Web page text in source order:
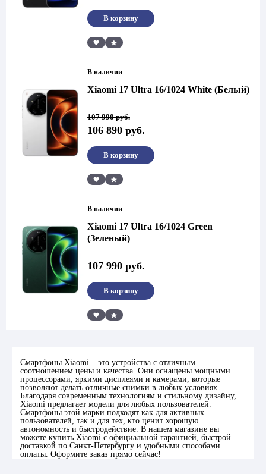
990 руб..
Сравнить
В корзину
В наличии
Xiaomi 17 Ultra 16/1024 White (Белый)
107 990руб.
Первоначальная
цена
составляла
990 руб..
106 890 руб.
Текущая
цена:
106
Сравнить
В корзину
В наличии
Xiaomi 17 Ultra 16/1024 Green
(Зеленый)
107 990 руб.
Сравнить
В корзину
Смартфоны Xiaomi – это устройства с отличным
соотношением цены и качества. Они оснащены мощными
процессорами, яркими дисплеями и камерами, которые
позволяют делать отличные снимки в любых условиях.
Благодаря современным технологиям и стильному дизайну,
Xiaomi предлагает модели для любых пользователей.
Смартфоны этой марки подходят как для активных
пользователей, так и для тех, кто ценит хорошую
автономность и быстродействие. В нашем магазине вы
можете купить Xiaomi с официальной гарантией, быстрой
доставкой по Санкт-Петербургу и удобными способами
оплаты. Оформите заказ прямо сейчас!